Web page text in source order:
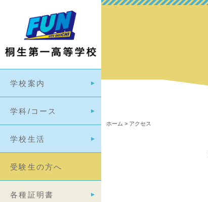
学校案内
学科/コース
学校生活
受験生の方へ
各種証明書
ホーム > アクセス